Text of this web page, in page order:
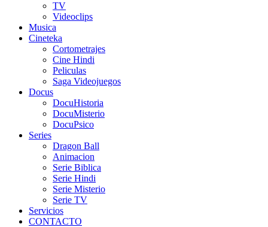
TV
Videoclips
Musica
Cineteka
Cortometrajes
Cine Hindi
Peliculas
Saga Videojuegos
Docus
DocuHistoria
DocuMisterio
DocuPsico
Series
Dragon Ball
Animacion
Serie Biblica
Serie Hindi
Serie Misterio
Serie TV
Servicios
CONTACTO